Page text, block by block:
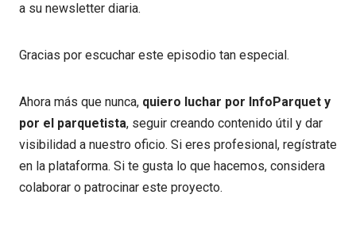
a su newsletter diaria.
Gracias por escuchar este episodio tan especial.
Ahora más que nunca, quiero luchar por InfoParquet y
por el parquetista, seguir creando contenido útil y dar
visibilidad a nuestro oficio. Si eres profesional, regístrate
en la plataforma. Si te gusta lo que hacemos, considera
colaborar o patrocinar este proyecto.